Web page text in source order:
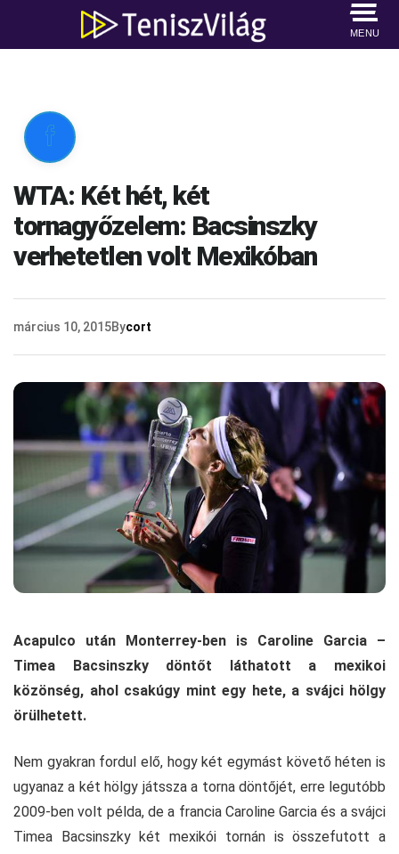
MENU

WTA: Két hét, két
tornagyőzelem: Bacsinszky
verhetetlen volt Mexikóban
március 10, 2015Bycort
Acapulco után Monterrey-ben is Caroline Garcia –
Timea Bacsinszky döntőt láthatott a mexikoi
közönség, ahol csakúgy mint egy hete, a svájci hölgy
örülhetett.
Nem gyakran fordul elő, hogy két egymást követő héten is
ugyanaz a két hölgy játssza a torna döntőjét, erre legutóbb
2009-ben volt példa, de a francia Caroline Garcia és a svájci
Timea Bacsinszky két mexikói tornán is összefutott a